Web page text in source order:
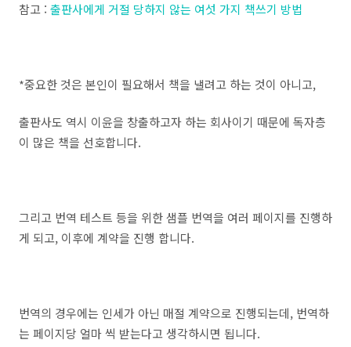
참고 : 출판사에게 거절 당하지 않는 여섯 가지 책쓰기 방법
*중요한 것은 본인이 필요해서 책을 낼려고 하는 것이 아니고,
출판사도 역시 이윤을 창출하고자 하는 회사이기 때문에 독자층
이 많은 책을 선호합니다.
그리고 번역 테스트 등을 위한 샘플 번역을 여러 페이지를 진행하
게 되고, 이후에 계약을 진행 합니다.
번역의 경우에는 인세가 아닌 매절 계약으로 진행되는데, 번역하
는 페이지당 얼마 씩 받는다고 생각하시면 됩니다.